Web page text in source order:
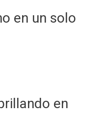
en un solo
en